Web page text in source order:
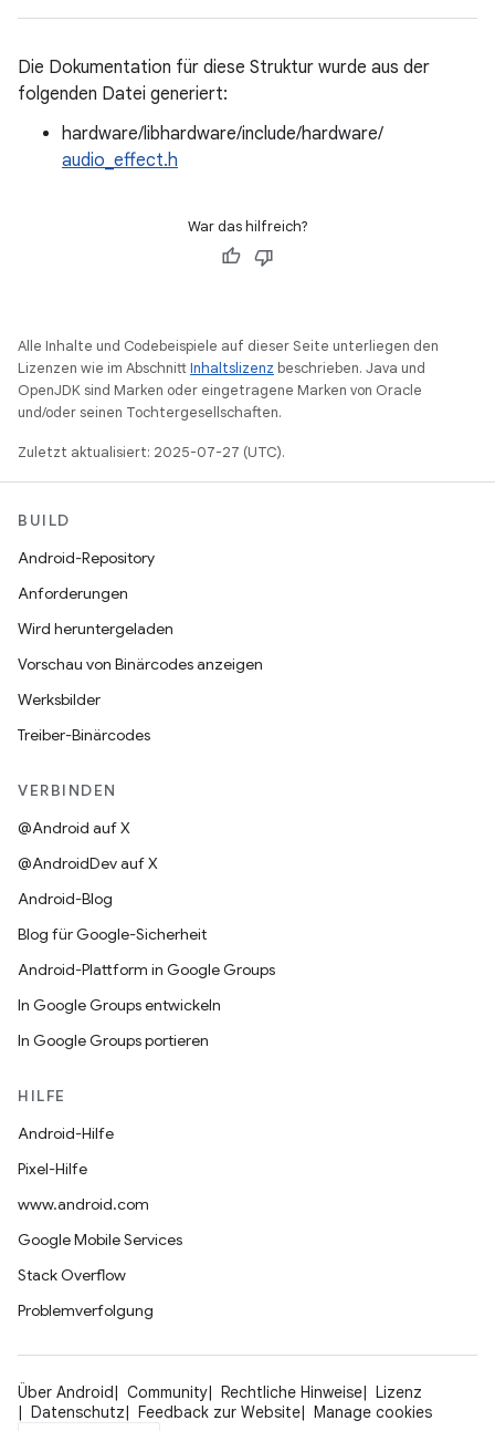
Die Dokumentation für diese Struktur wurde aus der
folgenden Datei generiert:
hardware/libhardware/include/hardware/
audio_effect.h
War das hilfreich?
Alle Inhalte und Codebeispiele auf dieser Seite unterliegen den
Lizenzen wie im AbschnittInhaltslizenz beschrieben. Java und
OpenJDK sind Marken oder eingetragene Marken von Oracle
und/oder seinen Tochtergesellschaften.
Zuletzt aktualisiert: 2025-07-27 (UTC).
BUILD
Android-Repository
Anforderungen
Wird heruntergeladen
Vorschau von Binärcodes anzeigen
Werksbilder
Treiber-Binärcodes
VERBINDEN
@Android auf X
@AndroidDev auf X
Android-Blog
Blog für Google-Sicherheit
Android-Plattform in Google Groups
In Google Groups entwickeln
In Google Groups portieren
HILFE
Android-Hilfe
Pixel-Hilfe
www.android.com
Google Mobile Services
Stack Overflow
Problemverfolgung
Über Android Community Rechtliche Hinweise
Lizenz
Datenschutz
Feedback zur Website Manage cookies